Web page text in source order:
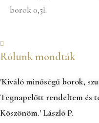
borok 0,5l.
Rólunk mondták
'Kiváló minőségű borok,
Tegnapelőtt rendeltem és
Köszönöm.' László P.